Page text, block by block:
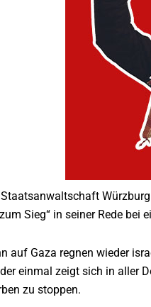
Sieg“ in seiner Rede bei
auf Gaza regnen wieder
einmal zeigt sich in aller
zu stoppen.